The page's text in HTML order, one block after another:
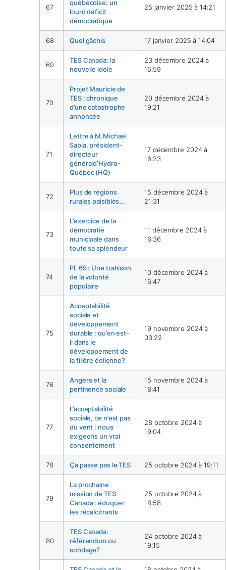
67
québécoise: un
lourd déficit
démocratique
25 janvier 2025 à 14:21
68 Quel gâchis 17 janvier 2025 à 14:04
69
TES Canada: la
nouvelle idole
23 décembre 2024 à
16:59
70
Projet Mauricie de
TES : chronique
d’une catastrophe
annoncée
20 décembre 2024 à
19:21
71
Lettre à M.Michael
Sabia, président-
directeur
générald’Hydro-
Québec (HQ)
17 décembre 2024 à
16:23
72
Plus de régions
rurales paisibles…
15 décembre 2024 à
21:31
73
L’exercice de la
démocratie
municipale dans
toute sa splendeur
11 décembre 2024 à
16:36
74
PL 69 : Une trahison
de la volonté
populaire
10 décembre 2024 à
16:47
75
Acceptabilité
sociale et
développement
durable : qu’en est-
il dans le
développement de
la filière éolienne?
19 novembre 2024 à
03:22
76
Angers et la
pertinence sociale
15 novembre 2024 à
18:41
77
L’acceptabilité
sociale, ce n’est pas
du vent : nous
exigeons un vrai
consentement
28 octobre 2024 à
19:04
78 Ça passe pas le TES 25 octobre 2024 à 19:11
79
La prochaine
mission de TES
Canada : éduquer
les récalcitrants
25 octobre 2024 à
18:58
80
TES Canada:
référendum ou
sondage?
24 octobre 2024 à
19:15